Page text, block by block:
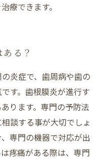
療できます。
る？
炎症で、歯周病や歯の
す。歯根膜炎が進行す
ります。専門の予防法
談する事が大切でしょ
専門の機器で対応が出
疼痛がある際は、専門